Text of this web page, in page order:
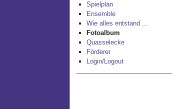
Spielplan
Ensemble
Wie alles entstand ...
Fotoalbum
Quasselecke
Förderer
Login/Logout